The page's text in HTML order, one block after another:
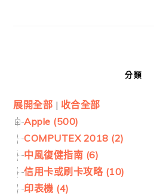
分類
展開全部 | 收合全部
Apple (500)
COMPUTEX 2018 (2)
中風復健指南 (6)
信用卡或刷卡攻略 (10)
印表機 (4)